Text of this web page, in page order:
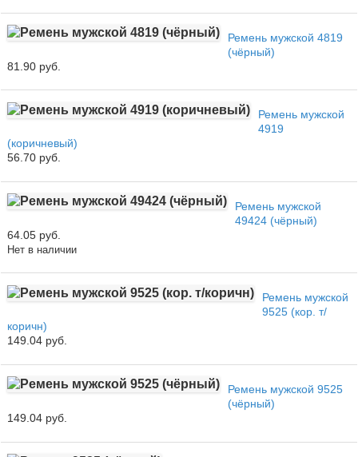
Ремень мужской 4819
(чёрный)
81.90 руб.
Ремень мужской
4919
(коричневый)
56.70 руб.
Ремень мужской
49424 (чёрный)
64.05 руб.
Нет в наличии
Ремень мужской
9525 (кор. т/
коричн)
149.04 руб.
Ремень мужской 9525
(чёрный)
149.04 руб.